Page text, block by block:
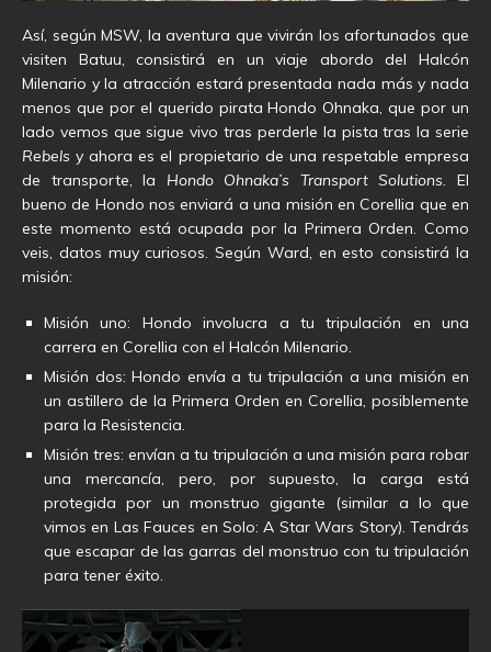
Así, según MSW, la aventura que vivirán los afortunados que
visiten Batuu, consistirá en un viaje abordo del Halcón
Milenario y la atracción estará presentada nada más y nada
menos que por el querido pirata Hondo Ohnaka, que por un
lado vemos que sigue vivo tras perderle la pista tras la serie
Rebels y ahora es el propietario de una respetable empresa
de transporte, la Hondo Ohnaka’s Transport Solutions. El
bueno de Hondo nos enviará a una misión en Corellia que en
este momento está ocupada por la Primera Orden. Como
veis, datos muy curiosos. Según Ward, en esto consistirá la
misión:
Misión uno: Hondo involucra a tu tripulación en una
carrera en Corellia con el Halcón Milenario.
Misión dos: Hondo envía a tu tripulación a una misión en
un astillero de la Primera Orden en Corellia, posiblemente
para la Resistencia.
Misión tres: envían a tu tripulación a una misión para robar
una mercancía, pero, por supuesto, la carga está
protegida por un monstruo gigante (similar a lo que
vimos en Las Fauces en Solo: A Star Wars Story). Tendrás
que escapar de las garras del monstruo con tu tripulación
para tener éxito.